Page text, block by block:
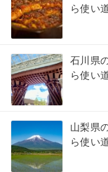
ら使い
石川県
ら使い
山梨県
ら使い